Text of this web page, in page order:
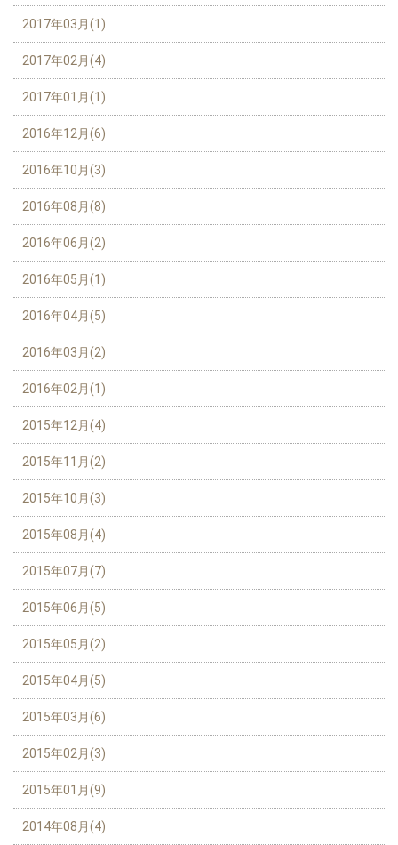
2017年03月(1)
2017年02月(4)
2017年01月(1)
2016年12月(6)
2016年10月(3)
2016年08月(8)
2016年06月(2)
2016年05月(1)
2016年04月(5)
2016年03月(2)
2016年02月(1)
2015年12月(4)
2015年11月(2)
2015年10月(3)
2015年08月(4)
2015年07月(7)
2015年06月(5)
2015年05月(2)
2015年04月(5)
2015年03月(6)
2015年02月(3)
2015年01月(9)
2014年08月(4)